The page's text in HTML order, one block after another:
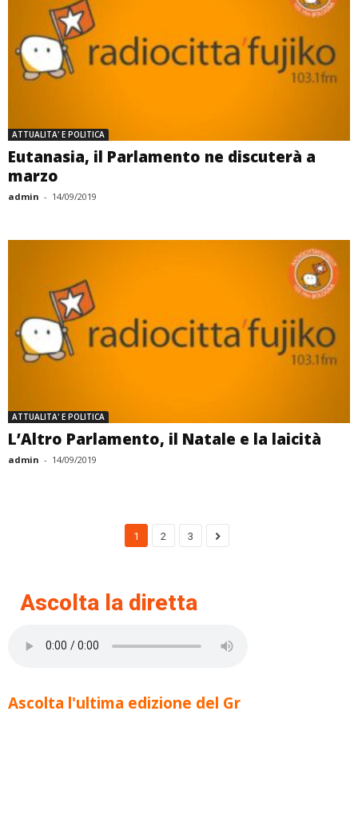
ATTUALITA' E POLITICA
Eutanasia, il Parlamento ne discuterà a
marzo
admin - 14/09/2019
ATTUALITA' E POLITICA
L’Altro Parlamento, il Natale e la laicità
admin - 14/09/2019
1 2 3
Ascolta la diretta
Ascolta l'ultima edizione del Gr